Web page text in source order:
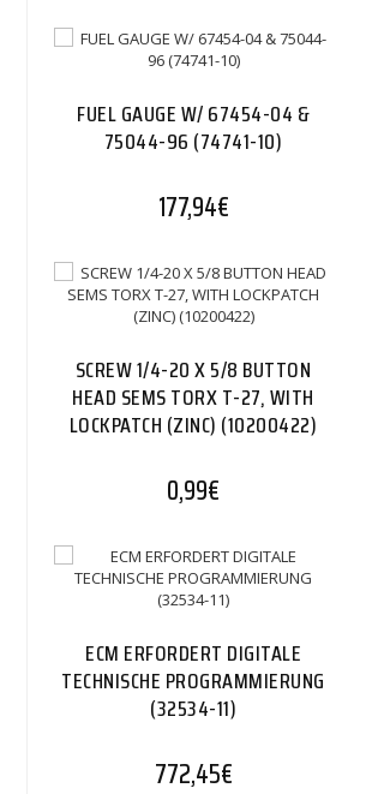
FUEL GAUGE W/ 67454-04 &
75044-96 (74741-10)
177,94€
SCREW 1/4-20 X 5/8 BUTTON
HEAD SEMS TORX T-27, WITH
LOCKPATCH (ZINC) (10200422)
0,99€
ECM ERFORDERT DIGITALE
TECHNISCHE PROGRAMMIERUNG
(32534-11)
772,45€